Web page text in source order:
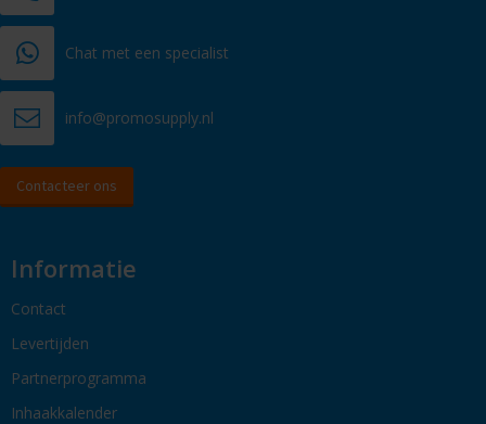
Chat met een specialist
info@promosupply.nl
Contacteer ons
Informatie
Contact
Levertijden
Partnerprogramma
Inhaakkalender